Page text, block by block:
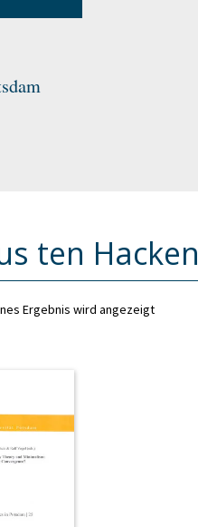
ten Hacken
Ergebnis wird angezeigt